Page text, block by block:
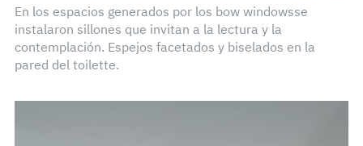
En los espacios generados por los bow windowsse
instalaron sillones que invitan a la lectura y la
contemplación. Espejos facetados y biselados en la
pared del toilette.